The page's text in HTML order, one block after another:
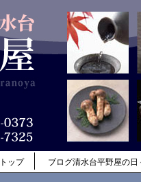
ップ ブログ清水台平野屋の日